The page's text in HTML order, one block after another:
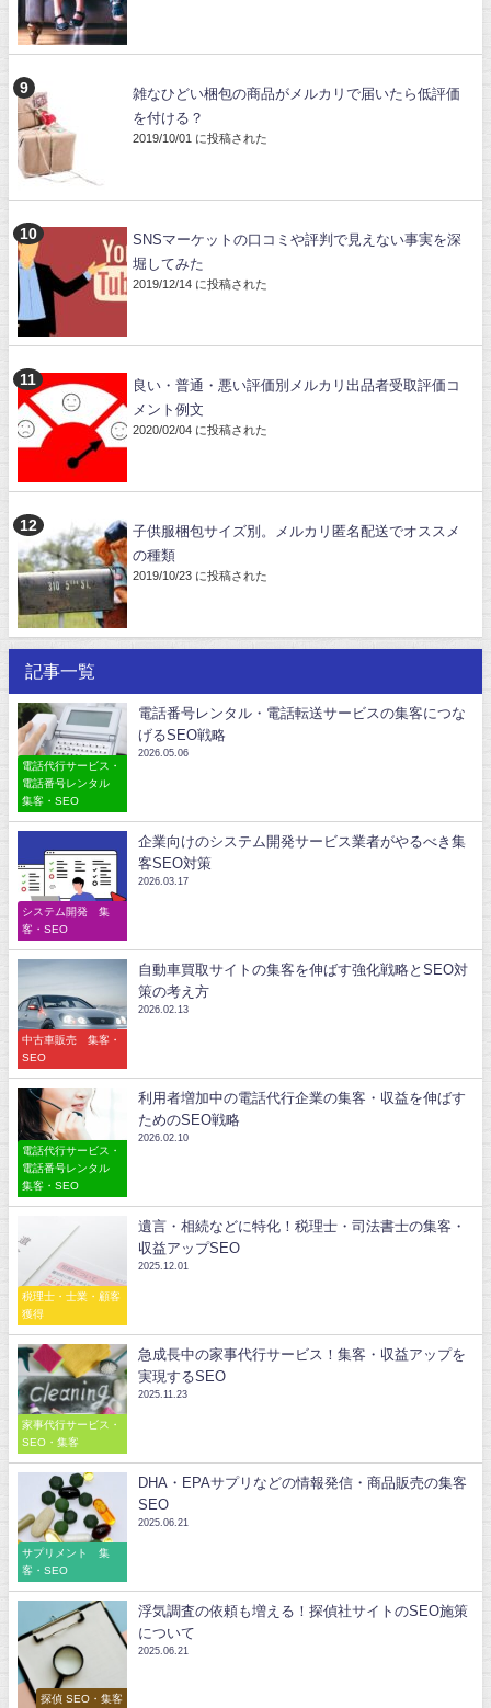
雑なひどい梱包の商品がメルカリで届いたら低評価
を付ける？
2019/10/01 に投稿された
SNSマーケットの口コミや評判で見えない事実を深
堀してみた
2019/12/14 に投稿された
良い・普通・悪い評価別メルカリ出品者受取評価コ
メント例文
2020/02/04 に投稿された
子供服梱包サイズ別。メルカリ匿名配送でオススメ
の種類
2019/10/23 に投稿された
記事一覧
電話代行サービス・
電話番号レンタル
集客・SEO
電話番号レンタル・電話転送サービスの集客につな
げるSEO戦略
2026.05.06
システム開発 集
客・SEO
企業向けのシステム開発サービス業者がやるべき集
客SEO対策
2026.03.17
中古車販売 集客・
SEO
自動車買取サイトの集客を伸ばす強化戦略とSEO対
策の考え方
2026.02.13
電話代行サービス・
電話番号レンタル
集客・SEO
利用者増加中の電話代行企業の集客・収益を伸ばす
ためのSEO戦略
2026.02.10
税理士・士業・顧客
獲得
遺言・相続などに特化！税理士・司法書士の集客・
収益アップSEO
2025.12.01
家事代行サービス・
SEO・集客
急成長中の家事代行サービス！集客・収益アップを
実現するSEO
2025.11.23
サプリメント 集
客・SEO
DHA・EPAサプリなどの情報発信・商品販売の集客
SEO
2025.06.21
探偵 SEO・集客
浮気調査の依頼も増える！探偵社サイトのSEO施策
について
2025.06.21